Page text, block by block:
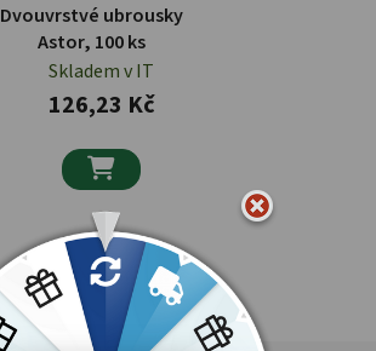
Dvouvrstvé ubrousky
Astor, 100 ks
Skladem v IT
126,23 Kč

Ovládací prvky výpisu
3položek celkem